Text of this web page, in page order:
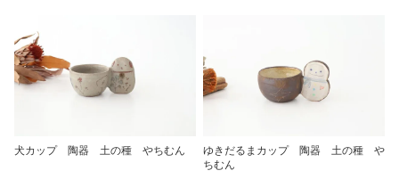
犬カップ 陶器 土の種 やちむん
ゆきだるまカップ 陶器 土の種 や
ちむん